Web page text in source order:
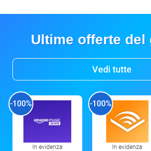
Ultime offerte del
Vedi tutte
-100%
In evidenza
-100%
In evidenza